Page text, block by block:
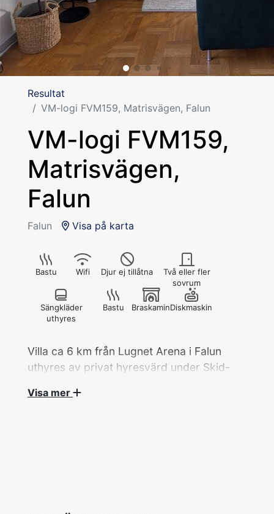
Resultat
VM-logi FVM159, Matrisvägen, Falun
VM-logi FVM159,
Matrisvägen,
Falun
Falun Visa på karta
Bastu Wifi Djur ej tillåtna
Två eller fler
sovrum
Sängkläder
uthyres
Bastu BraskaminDiskmaskin
Villa ca 6 km från Lugnet Arena i Falun
uthyres av privat hyresvärd under Skid-
Visa mer